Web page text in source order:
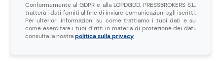
Conformemente al GDPR e alla LOPDGDD, PRESSBROKERS S.L.
tratterà i dati forniti al fine di inviare comunicazioni agli iscritti.
Per ulteriori informazioni su come trattiamo i tuoi dati e su
come esercitare i tuoi diritti in materia di protezione dei dati,
consulta la nostrapolitica sulla privacy.